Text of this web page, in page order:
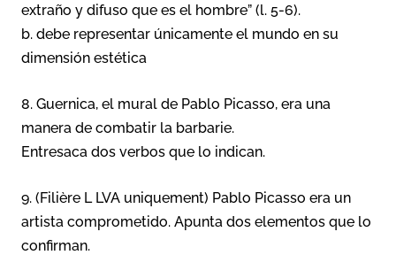
extraño y difuso que es el hombre” (l. 5-6).
b. debe representar únicamente el mundo en su
dimensión estética
8. Guernica, el mural de Pablo Picasso, era una
manera de combatir la barbarie.
Entresaca dos verbos que lo indican.
9. (Filière L LVA uniquement) Pablo Picasso era un
artista comprometido. Apunta dos elementos que lo
confirman.